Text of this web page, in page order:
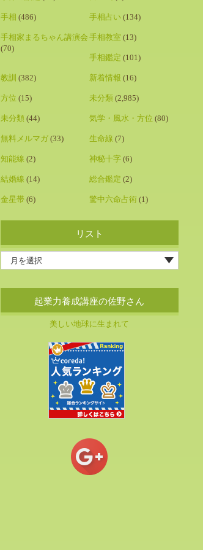
手相 (486) 手相占い (134)
手相家まるちゃん講演会
(70)
手相教室 (13)
手相鑑定 (101)
教訓 (382) 新着情報 (16)
方位 (15) 未分類 (2,985)
未分類 (44) 気学・風水・方位 (80)
無料メルマガ (33) 生命線 (7)
知能線 (2) 神秘十字 (6)
結婚線 (14) 総合鑑定 (2)
金星帯 (6) 驚中六命占術 (1)
リスト
起業力養成講座の佐野さん
美しい地球に生まれて